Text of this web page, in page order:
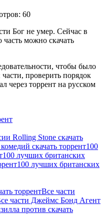
60
Бог не умер. Сейчас в
можно скачать
чтобы было
проверить порядок
через торрент на русском
Rolling Stone скачать
скачать торрент100
100 лучших британских
100 лучших британских
торрентВсе части
части Джеймс Бонд Агент
против скачать